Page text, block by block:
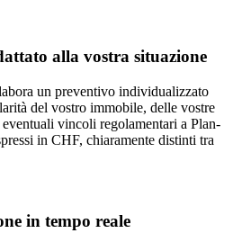
alla vostra situazione
un preventivo individualizzato
del vostro immobile, delle vostre
vincoli regolamentari a Plan-
in CHF, chiaramente distinti tra
in tempo reale